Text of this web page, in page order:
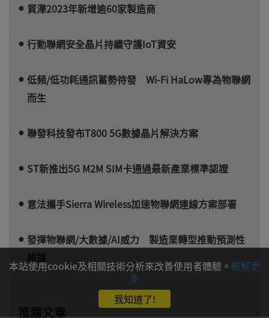
貿澤2023年新增逾60家製造商
行動聯網安全晶片持續守護IoT資安
低頻/低功耗通訊蓄勢待發 Wi-Fi HaLow專為物聯網
而生
聯發科技發布T800 5G數據晶片解決方案
ST新推出5G M2M SIM卡通過最新產業標準認證
意法攜手Sierra Wireless加速物聯網連線方案部署
發揮物聯網/大數據/AI威力 製造業轉型推動預測性
本站使用cookie及相關技術分析來改善使用者體驗。 瞭解更
多
我知道了!